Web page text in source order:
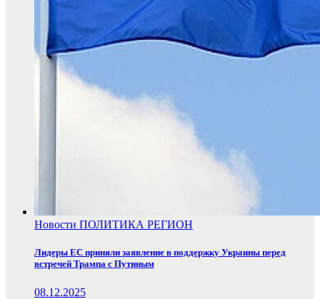
Новости ПОЛИТИКА РЕГИОН
Лидеры ЕС приняли заявление в поддержку Украины перед
встречей Трампа с Путиным
08.12.2025